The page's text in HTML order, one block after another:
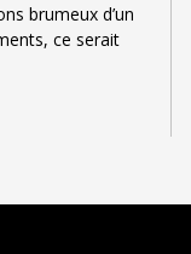
brumeux d’un
ce serait